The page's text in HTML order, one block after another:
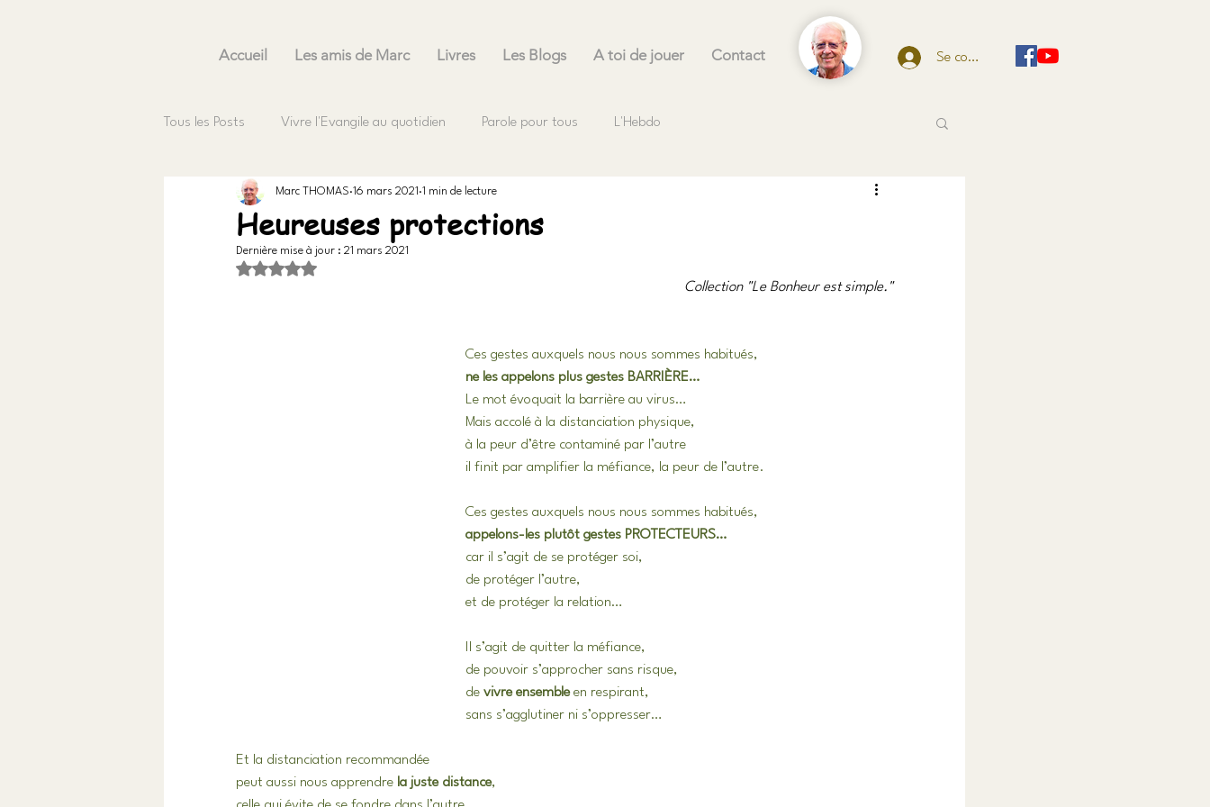
Accueil Les amis de Marc Livres Les Blogs A toi de jouer Contact Se connecter
Tous les Posts Vivre l'Evangile au quotidien Parole pour tous L'Hebdo
Heureuses protections
Marc THOMAS 16 mars 2021 1 min de lecture
Dernière mise à jour : 21 mars 2021
Noté NaN étoiles sur 5.
Collection "Le Bonheur est simple."
Ces gestes auxquels nous nous sommes habitués,
ne les appelons plus gestes BARRIÈRE…
Le mot évoquait la barrière au virus…
Mais accolé à la distanciation physique,
à la peur d’être contaminé par l’autre
il finit par amplifier la méfiance, la peur de l’autre.
Ces gestes auxquels nous nous sommes habitués,
appelons-les plutôt gestes PROTECTEURS…
car il s’agit de se protéger soi,
de protéger l’autre,
et de protéger la relation…
Il s’agit de quitter la méfiance,
de pouvoir s’approcher sans risque,
de vivre ensemble en respirant,
sans s’agglutiner ni s’oppresser…
Et la distanciation recommandée
peut aussi nous apprendre la juste distance,